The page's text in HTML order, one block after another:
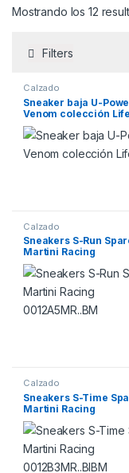
Mostrando los 12
Filters
Calzado
Sneaker baja U-
Venom colección
Calzado
Sneakers S-Run
Martini Racing
0012A5MR..BM
Calzado
Sneakers S-Time
Martini Racing
0012B3MR..BIBM